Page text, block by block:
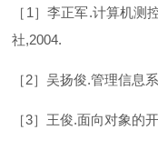
［ 1 ］李正军.计算机测
社,2004.
［2］吴扬俊.管理信息
［3］王俊.面向对象的